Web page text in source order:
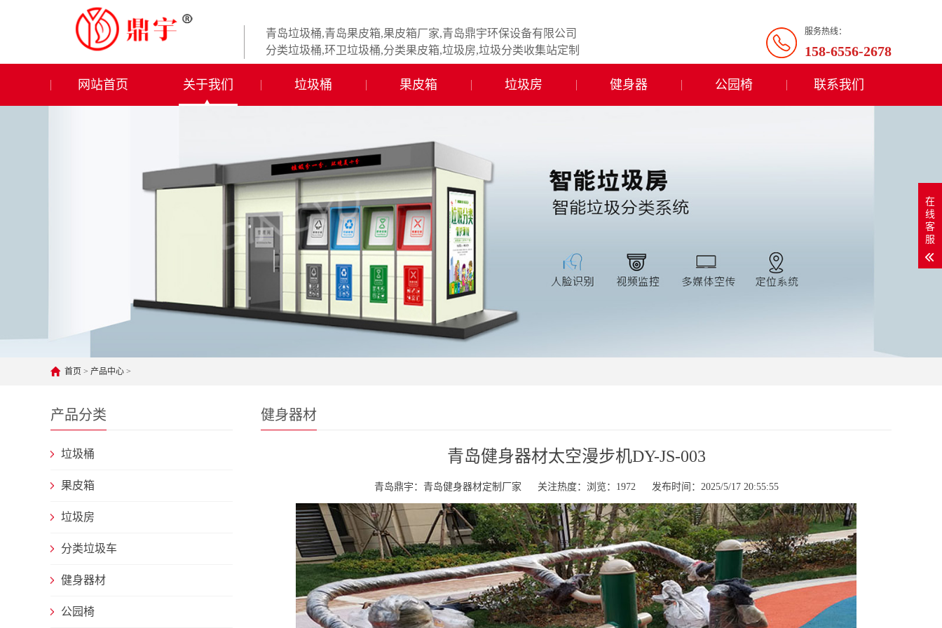
服务热线：
158-6556-2678
青岛垃圾桶,青岛果皮箱,果皮箱厂家,青岛鼎宇环保设备有限公司
分类垃圾桶,环卫垃圾桶,分类果皮箱,垃圾房,垃圾分类收集站定制
网站首页 关于我们 垃圾桶 果皮箱 垃圾房 健身器 公园椅 联系我们
首页 > 产品中心 >
产品分类
垃圾桶
果皮箱
垃圾房
分类垃圾车
健身器材
公园椅
健身器材
青岛健身器材太空漫步机DY-JS-003
青岛鼎宇：青岛健身器材定制厂家 关注热度：浏览：1972 发布时间：2025/5/17 20:55:55
在
线
客
服